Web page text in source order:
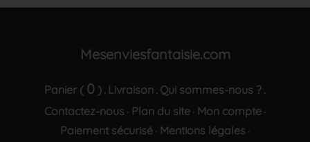
Mesenviesfantaisie.com
Panier ( 0 ) . Livraison . Qui sommes-nous ? .
Contactez-nous · Plan du site· Mon compte·
Paiement sécurisé· Mentions légales ·